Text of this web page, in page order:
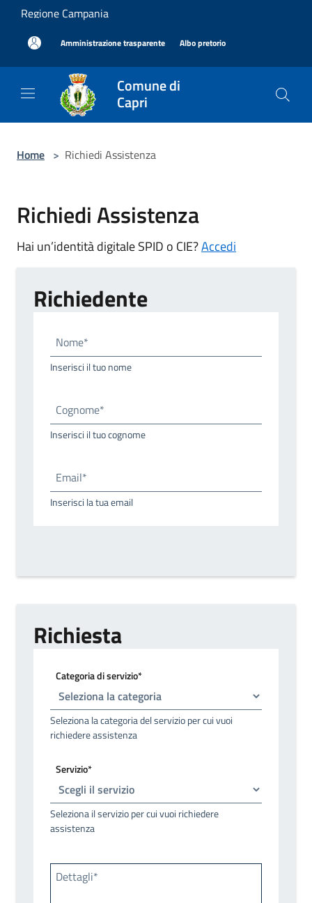
Salta al contenuto principale
Regione Campania
Amministrazione trasparente Albo pretorio
Comune di
Capri
Home > Richiedi Assistenza
Richiedi Assistenza
Hai un’identità digitale SPID o CIE?Accedi
Richiedente
Nome*
Inserisci il tuo nome
Cognome*
Inserisci il tuo cognome
Email*
Inserisci la tua email
Richiesta
Categoria di servizio*
Seleziona la categoria del servizio per cui vuoi
richiedere assistenza
Servizio*
Seleziona il servizio per cui vuoi richiedere
assistenza
Dettagli*